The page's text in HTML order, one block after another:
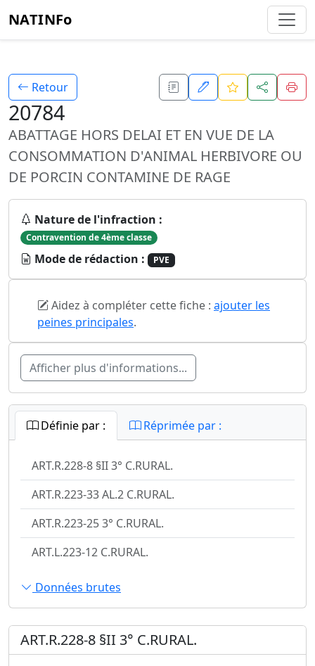
NATINFo
Retour
20784
ABATTAGE HORS DELAI ET EN VUE DE LA
CONSOMMATION D'ANIMAL HERBIVORE OU
DE PORCIN CONTAMINE DE RAGE
Nature de l'infraction :
Contravention de 4ème classe
Mode de rédaction : PVE
Aidez à compléter cette fiche : ajouter les
peines principales.
Afficher plus d'informations...
Définie par : Réprimée par :
ART.R.228-8 §II 3° C.RURAL.
ART.R.223-33 AL.2 C.RURAL.
ART.R.223-25 3° C.RURAL.
ART.L.223-12 C.RURAL.
Données brutes
ART.R.228-8 §II 3° C.RURAL.